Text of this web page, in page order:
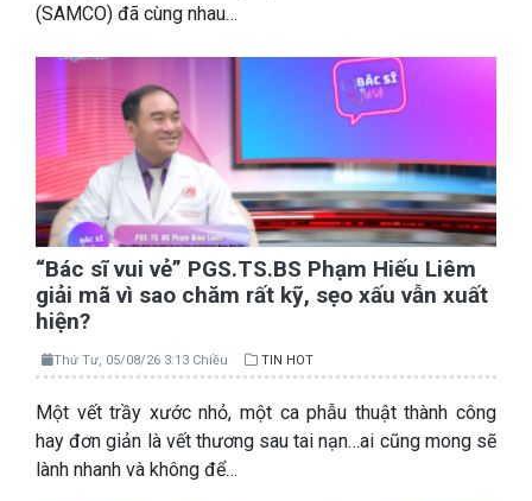
(SAMCO) đã cùng nhau…
“Bác sĩ vui vẻ” PGS.TS.BS Phạm Hiếu Liêm
giải mã vì sao chăm rất kỹ, sẹo xấu vẫn xuất
hiện?
Thứ Tư, 05/08/26 3:13 Chiều TIN HOT
Một vết trầy xước nhỏ, một ca phẫu thuật thành công
hay đơn giản là vết thương sau tai nạn…ai cũng mong sẽ
lành nhanh và không để…